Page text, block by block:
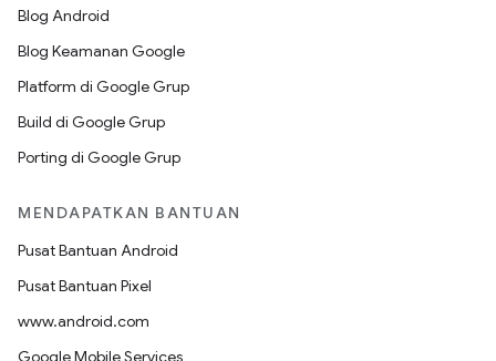
Blog Android
Blog Keamanan Google
Platform di Google Grup
Build di Google Grup
Porting di Google Grup
MENDAPATKAN BANTUAN
Pusat Bantuan Android
Pusat Bantuan Pixel
www.android.com
Google Mobile Services